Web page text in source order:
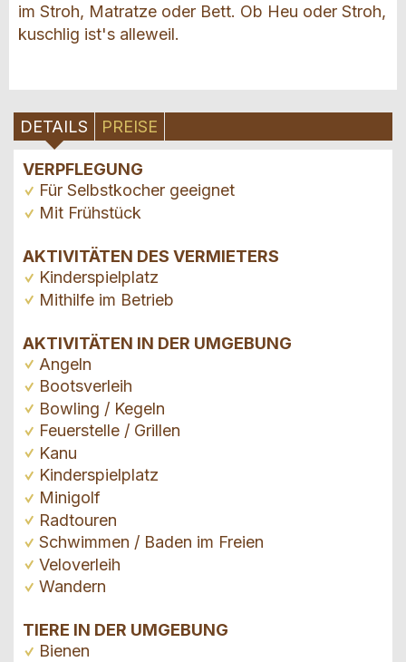
im Stroh, Matratze oder Bett. Ob Heu oder Stroh,
kuschlig ist's alleweil.
DETAILS PREISE
VERPFLEGUNG
Für Selbstkocher geeignet
Mit Frühstück
AKTIVITÄTEN DES VERMIETERS
Kinderspielplatz
Mithilfe im Betrieb
AKTIVITÄTEN IN DER UMGEBUNG
Angeln
Bootsverleih
Bowling / Kegeln
Feuerstelle / Grillen
Kanu
Kinderspielplatz
Minigolf
Radtouren
Schwimmen / Baden im Freien
Veloverleih
Wandern
TIERE IN DER UMGEBUNG
Bienen